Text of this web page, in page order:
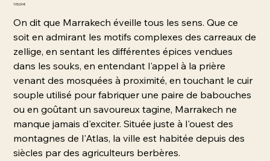
Prix
105,00 €
On dit que Marrakech éveille tous les sens. Que ce
soit en admirant les motifs complexes des carreaux de
zellige, en sentant les différentes épices vendues
dans les souks, en entendant l'appel à la prière
venant des mosquées à proximité, en touchant le cuir
souple utilisé pour fabriquer une paire de babouches
ou en goûtant un savoureux tagine, Marrakech ne
manque jamais d'exciter. Située juste à l'ouest des
montagnes de l'Atlas, la ville est habitée depuis des
siècles par des agriculteurs berbères.